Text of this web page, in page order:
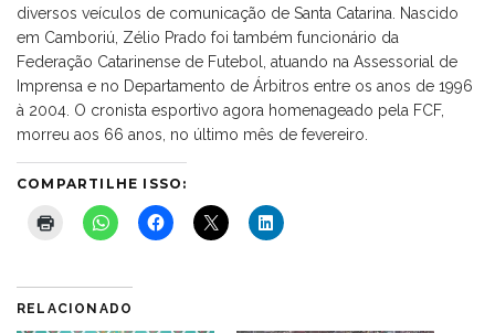
diversos veículos de comunicação de Santa Catarina. Nascido
em Camboriú, Zélio Prado foi também funcionário da
Federação Catarinense de Futebol, atuando na Assessorial de
Imprensa e no Departamento de Árbitros entre os anos de 1996
à 2004. O cronista esportivo agora homenageado pela FCF,
morreu aos 66 anos, no último mês de fevereiro.
COMPARTILHE ISSO:
RELACIONADO